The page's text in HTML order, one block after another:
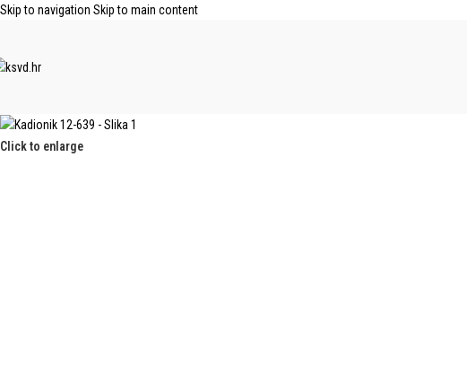
Skip to navigation Skip to main content
Click to enlarge